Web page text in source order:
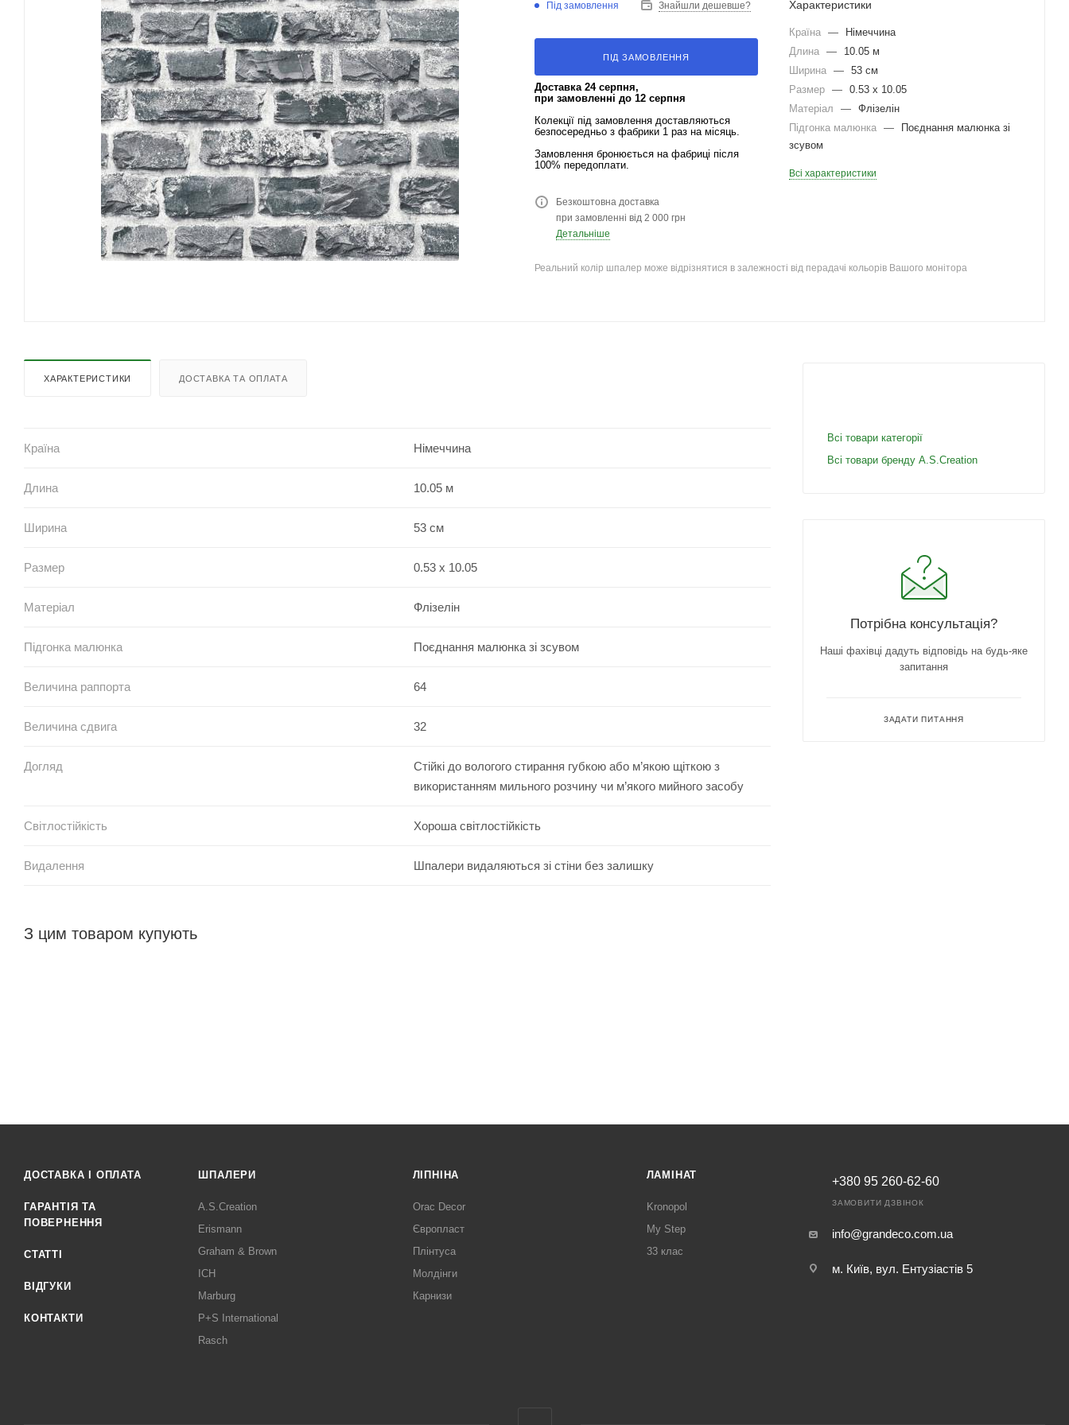
Під замовлення Знайшли дешевше?
ПІД ЗАМОВЛЕННЯ
Доставка 24 серпня,
при замовленні до 12 серпня
Колекції під замовлення доставляються
безпосередньо з фабрики 1 раз на місяць.
Замовлення бронюється на фабриці після
100% передоплати.
Безкоштовна доставка
при замовленні від 2 000 грн
Детальніше
Характеристики
Країна —
Німеччина
Длина —
10.05 м
Ширина — 53 см
Размер — 0.53 x 10.05
Матеріал
— Флізелін
Підгонка малюнка —
Поєднання малюнка зі
зсувом
Всі характеристики
Реальний колір шпалер може відрізнятися в залежності від перадачі кольорів Вашого монітора
ХАРАКТЕРИСТИКИ ДОСТАВКА ТА ОПЛАТА
Країна Німеччина
Длина 10.05 м
Ширина 53 см
Размер 0.53 x 10.05
Матеріал Флізелін
Підгонка малюнка Поєднання малюнка зі зсувом
Величина раппорта 64
Величина сдвига 32
Догляд
Стійкі до вологого стирання губкою або м’якою щіткою з
використанням мильного розчину чи м’якого мийного засобу
Світлостійкість Хороша світлостійкість
Видалення Шпалери видаляються зі стіни без залишку
З цим товаром купують
Всі товари категорії
Всі товари бренду A.S.Creation
Потрібна консультація?
Наші фахівці дадуть відповідь на будь-яке
запитання
ЗАДАТИ ПИТАННЯ
ДОСТАВКА І ОПЛАТА
ГАРАНТІЯ ТА
ПОВЕРНЕННЯ
СТАТТІ
ВІДГУКИ
КОНТАКТИ
ШПАЛЕРИ
A.S.Creation
Erismann
Graham & Brown
ICH
Marburg
P+S International
Rasch
ЛІПНІНА
Orac Decor
Європласт
Плінтуса
Молдінги
Карнизи
ЛАМІНАТ
Kronopol
My Step
33 клас
+380 95 260-62-60
ЗАМОВИТИ ДЗВІНОК
info@grandeco.com.ua
м. Київ, вул. Ентузіастів 5